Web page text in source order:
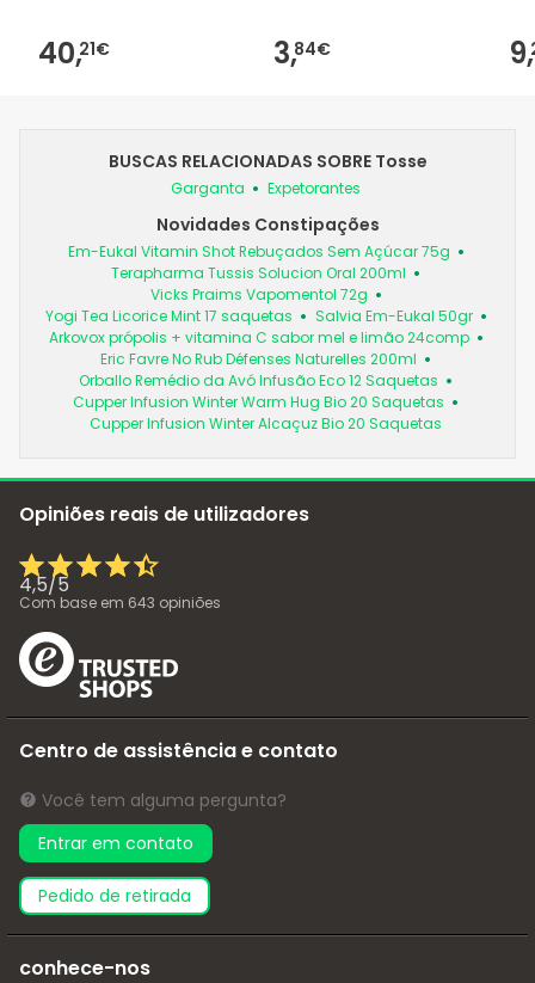
40,21€ 3,84€ 9,
BUSCAS RELACIONADAS SOBRE Tosse
Garganta Expetorantes
Novidades Constipações
Em-Eukal Vitamin Shot Rebuçados Sem Açúcar 75g
Terapharma Tussis Solucion Oral 200ml
Vicks Praims Vapomentol 72g
Yogi Tea Licorice Mint 17 saquetas
Salvia Em-Eukal 50gr
Arkovox própolis + vitamina C sabor mel e limão 24comp
Eric Favre No Rub Défenses Naturelles 200ml
Orballo Remédio da Avó Infusão Eco 12 Saquetas
Cupper Infusion Winter Warm Hug Bio 20 Saquetas
Cupper Infusion Winter Alcaçuz Bio 20 Saquetas
Opiniões reais de utilizadores
4,5/5
Com base em 643 opiniões
Centro de assistência e contato
Você tem alguma pergunta?
Entrar em contato
pedido de retirada
conhece-nos